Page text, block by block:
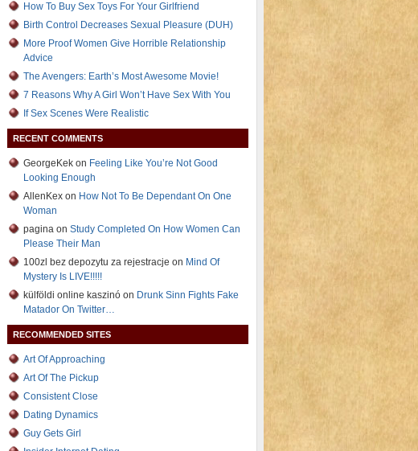
How To Buy Sex Toys For Your Girlfriend
Birth Control Decreases Sexual Pleasure (DUH)
More Proof Women Give Horrible Relationship
Advice
The Avengers: Earth’s Most Awesome Movie!
7 Reasons Why A Girl Won’t Have Sex With You
If Sex Scenes Were Realistic
RECENT COMMENTS
GeorgeKek on Feeling Like You’re Not Good
Looking Enough
AllenKex on How Not To Be Dependant On One
Woman
pagina on Study Completed On How Women Can
Please Their Man
100zl bez depozytu za rejestracje on Mind Of
Mystery Is LIVE!!!!!
külföldi online kaszinó on Drunk Sinn Fights Fake
Matador On Twitter…
RECOMMENDED SITES
Art Of Approaching
Art Of The Pickup
Consistent Close
Dating Dynamics
Guy Gets Girl